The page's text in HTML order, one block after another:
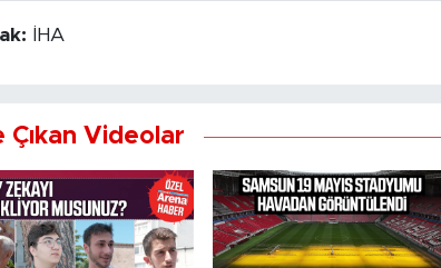
İHA
Çıkan Videolar